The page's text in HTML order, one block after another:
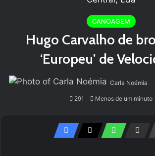
CANOAGEM
Hugo Carvalho de
‘Europeu’ de
Carla Noémia
291 Menos de um minuto